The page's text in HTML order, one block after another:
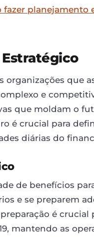
fazer planejamento
organizações que
e
que moldam o
é crucial para
diárias do
de benefícios
e se preparem
é crucial
mantendo as